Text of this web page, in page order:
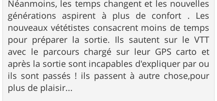
Néanmoins, les temps changent et les nouvelles
générations aspirent à plus de confort . Les
nouveaux vététistes consacrent moins de temps
pour préparer la sortie. Ils sautent sur le VTT
avec le parcours chargé sur leur GPS carto et
après la sortie sont incapables d'expliquer par ou
ils sont passés ! ils passent à autre chose,pour
plus de plaisir...